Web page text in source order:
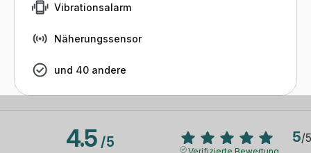
Vibrationsalarm
Näherungssensor
und 40 andere
4.5/5 5/5